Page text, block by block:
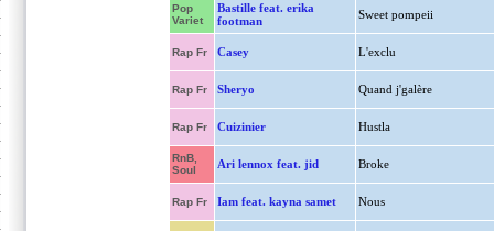
Pop
Variet
Bastille feat. erika
footman
Sweet pompeii
Rap Fr Casey L'exclu
Rap Fr Sheryo Quand j'galère
Rap Fr Cuizinier Hustla
RnB,
Soul
Ari lennox feat. jid Broke
Rap Fr Iam feat. kayna samet Nous